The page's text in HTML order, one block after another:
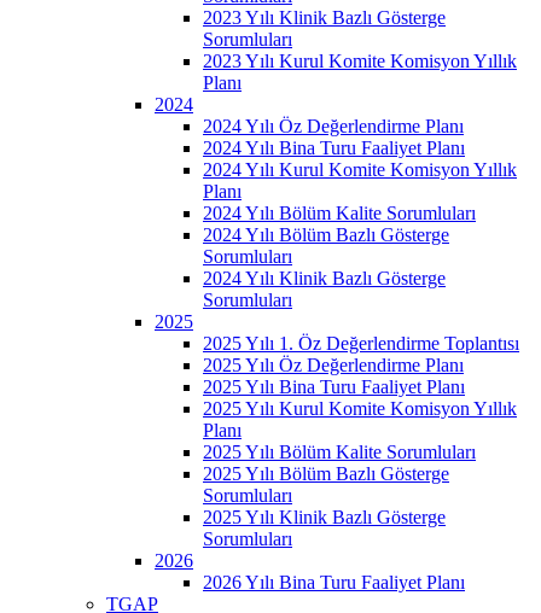
2023 Yılı Klinik Bazlı Gösterge
Sorumluları
2023 Yılı Kurul Komite Komisyon Yıllık
Planı
2024
2024 Yılı Öz Değerlendirme Planı
2024 Yılı Bina Turu Faaliyet Planı
2024 Yılı Kurul Komite Komisyon Yıllık
Planı
2024 Yılı Bölüm Kalite Sorumluları
2024 Yılı Bölüm Bazlı Gösterge
Sorumluları
2024 Yılı Klinik Bazlı Gösterge
Sorumluları
2025
2025 Yılı 1. Öz Değerlendirme Toplantısı
2025 Yılı Öz Değerlendirme Planı
2025 Yılı Bina Turu Faaliyet Planı
2025 Yılı Kurul Komite Komisyon Yıllık
Planı
2025 Yılı Bölüm Kalite Sorumluları
2025 Yılı Bölüm Bazlı Gösterge
Sorumluları
2025 Yılı Klinik Bazlı Gösterge
Sorumluları
2026
2026 Yılı Bina Turu Faaliyet Planı
TGAP